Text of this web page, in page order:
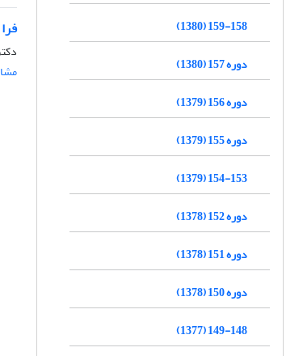
159-158 (1380)
دوره 157 (1380)
دوره 156 (1379)
دوره 155 (1379)
154-153 (1379)
دوره 152 (1378)
دوره 151 (1378)
دوره 150 (1378)
149-148 (1377)